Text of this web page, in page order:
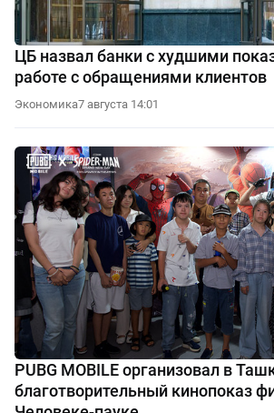
ЦБ назвал банки с худшими
работе с обращениями клиентов
Экономика7 августа 14:01
PUBG MOBILE организовал в
благотворительный кинопоказ